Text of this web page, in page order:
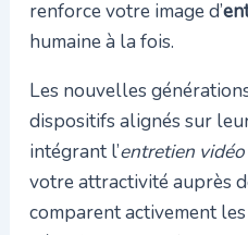
renforce votre image d’
humaine à la fois.
Les nouvelles
dispositifs alignés sur
intégrant l’entretien
votre attractivité auprès
comparent activement